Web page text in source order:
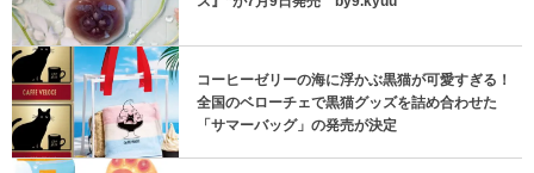
コーヒーゼリーの海に浮かぶ黒猫が可愛すぎる！
全国のベローチェで黒猫グッズを詰め合わせた
「サマーバッグ」の発売が決定